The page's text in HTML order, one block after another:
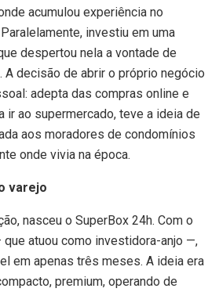
acumulou experiência no
investiu em uma
despertou nela a vontade de
A decisão de abrir o próprio negócio
adepta das compras online e
ir ao supermercado, teve a ideia de
aos moradores de condomínios
onde vivia na época.
varejo
nasceu o SuperBox 24h. Com o
atuou como investidora-anjo —,
em apenas três meses. A ideia era
premium, operando de